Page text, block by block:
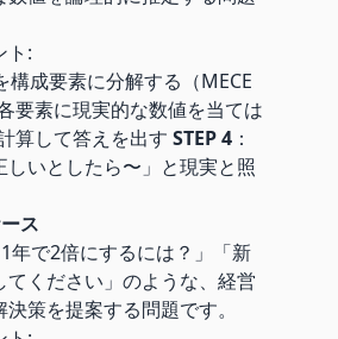
ト:
構成要素に分解する（MECE
要素に現実的な数値を当ては
算して答えを出す STEP 4 ：
しいとしたら〜」と現実と照
ス
1年で2倍にするには？」「新
てください」のような、経営
策を提案する問題です。